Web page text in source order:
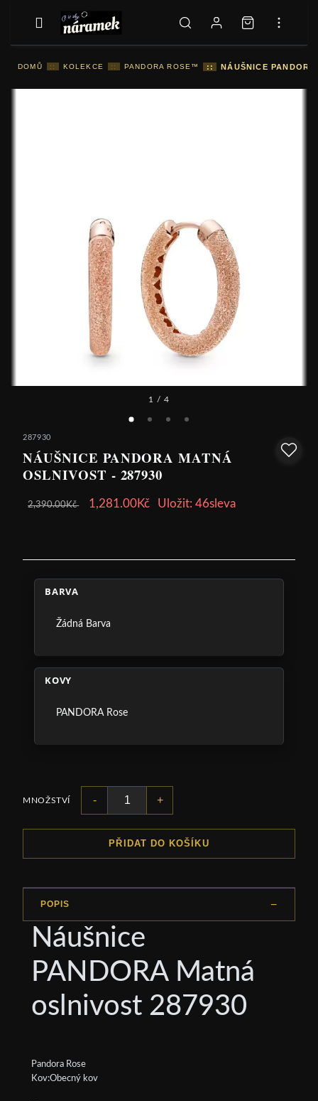
DOMŮ :: KOLEKCE :: PANDORA ROSE™ :: NÁUŠNICE
1 / 4
287930
NÁUŠNICE PANDORA MATNÁ
OSLNIVOST - 287930
2,390.00Kč 1,281.00Kč Uložit: 46sleva
BARVA
Žádná Barva
KOVY
PANDORA Rose
MNOŽSTVÍ - +
PŘIDAT DO KOŠÍKU
POPIS
Náušnice
PANDORA Matná
oslnivost 287930
Pandora Rose
Kov:Obecný kov